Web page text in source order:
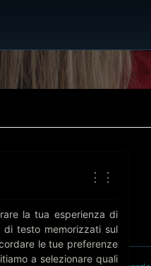
Nearby Glass
⋮⋮
la tua esperienza di
testo memorizzati sul
le tue preferenze
a selezionare quali